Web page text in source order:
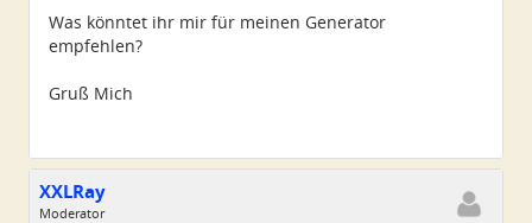
Was könntet ihr mir für meinen Generator
empfehlen?
Gruß Mich
XXLRay
Moderator